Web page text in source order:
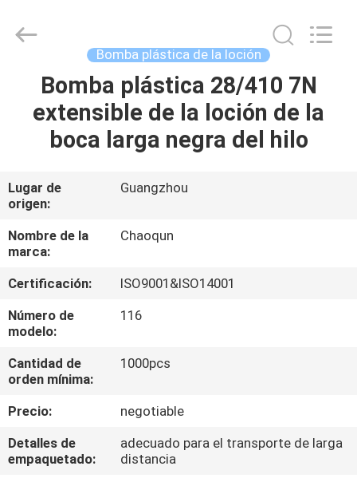
HOGAR
PRODUCTOS
SOBRE
NOSOTROS
VIAJE
DE
LA
DE
CALIDAD
loción
Proveedor.
plasticlotionpump.com.
Bomba plástica de la loción
Bomba plástica 28/410 7N
extensible de la loción de la
boca larga negra del hilo
Lugar de
origen:
Guangzhou
Nombre de la
marca:
Chaoqun
Certificación:
ISO9001&ISO14001
Número de
modelo:
116
Cantidad de
orden mínima:
1000pcs
Precio:
negotiable
Detalles de
empaquetado:
adecuado para el transporte de larga
distancia